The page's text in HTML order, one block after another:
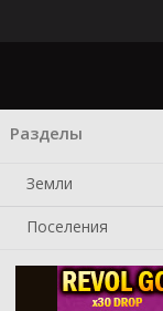
Разделы
Земли
Поселения